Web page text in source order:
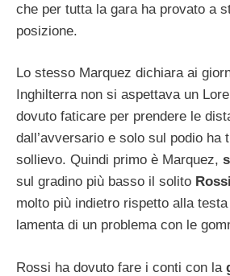
che per tutta la gara ha provato a
posizione.
Lo stesso Marquez dichiara ai
Inghilterra non si aspettava un
dovuto faticare per prendere le
dall’avversario e solo sul podio ha
sollievo. Quindi primo è Marquez,
sul gradino più basso il solito Rossi
molto più indietro rispetto alla
lamenta di un problema con le
Rossi ha dovuto fare i conti con la